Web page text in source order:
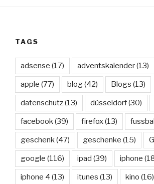
TAGS
adsense (17) adventskalender(13)
apple (77) blog(42) Blogs (13)
datenschutz(13) düsseldorf(30)
facebook(39) firefox(13)
geschenk(47) geschenke (15)
google (116) ipad (39) iphone
iphone 4 (13) itunes (13) kino (16)